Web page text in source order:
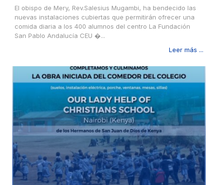
El obispo de Mery, Rev.Salesius Mugambi, ha bendecido las
nuevas instalaciones cubiertas que permitirán ofrecer una
comida diaria a los 400 alumnos del centro La Fundación
San Pablo Andalucía CEU �...
Leer más ...